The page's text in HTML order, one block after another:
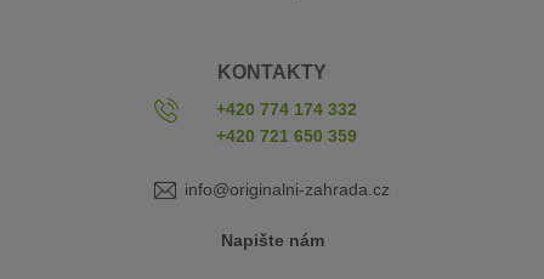
KONTAKTY
+420 774 174 332
+420 721 650 359
info@originalni-zahrada.cz
Napište nám